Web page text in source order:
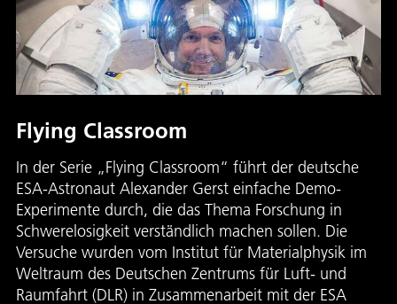
Flying Classroom
In der Serie „Flying Classroom“ führt der deutsche
ESA-Astronaut Alexander Gerst einfache Demo-
Experimente durch, die das Thema Forschung in
Schwerelosigkeit verständlich machen sollen. Die
Versuche wurden vom Institut für Materialphysik im
Weltraum des Deutschen Zentrums für Luft- und
Raumfahrt (DLR) in Zusammenarbeit mit der ESA